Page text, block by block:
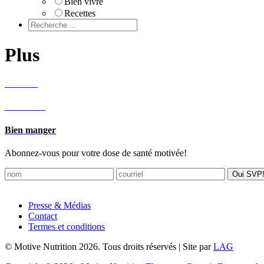
Recettes
Plus
Bien manger
Abonnez-vous pour votre dose de santé motivée!
Presse & Médias
Contact
Termes et conditions
© Motive Nutrition 2026. Tous droits réservés | Site parLAG